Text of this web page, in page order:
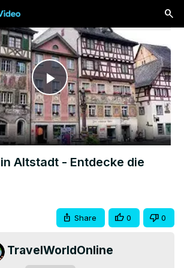
Play
Video
Altstadt - Entdecke die
Share 0 0
TravelWorldOnline